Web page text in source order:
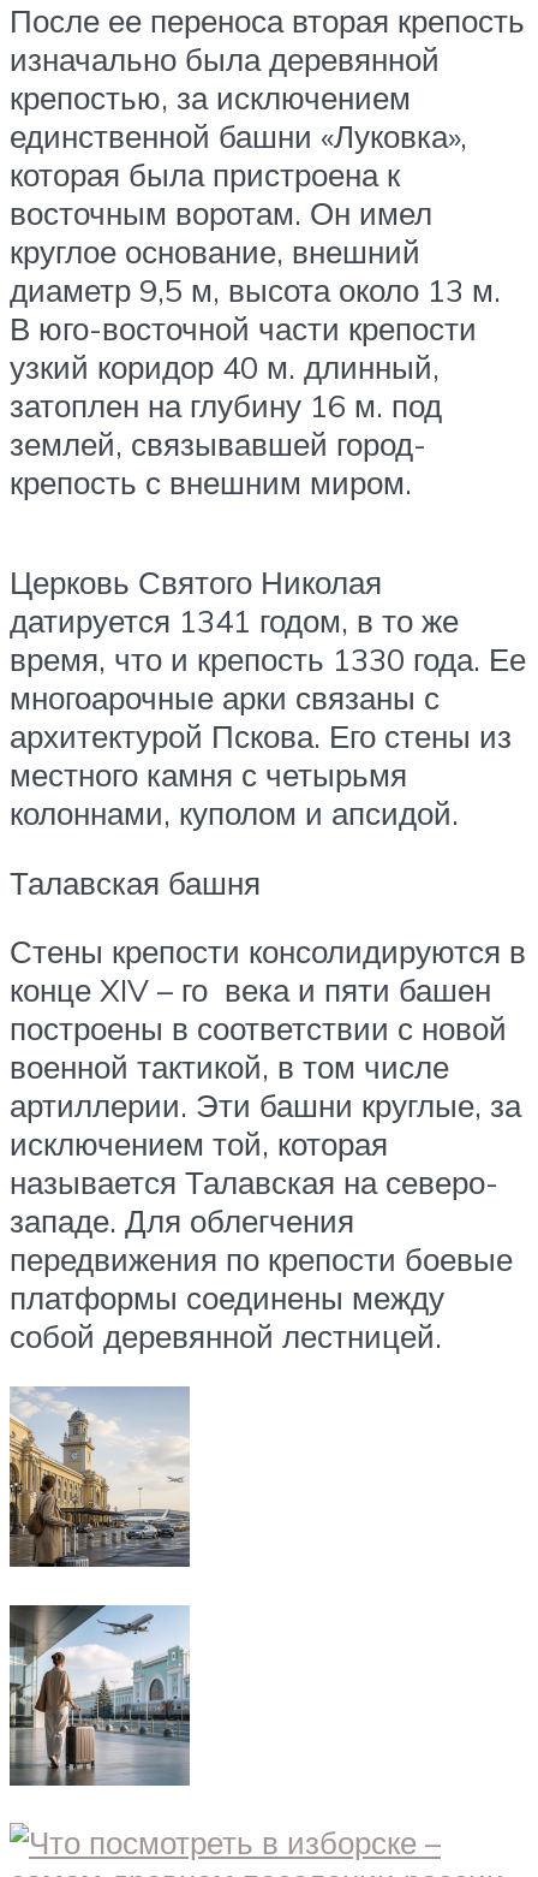
После ее переноса вторая крепость
изначально была деревянной
крепостью, за исключением
единственной башни «Луковка»,
которая была пристроена к
восточным воротам. Он имел
круглое основание, внешний
диаметр 9,5 м, высота около 13 м.
В юго-восточной части крепости
узкий коридор 40 м. длинный,
затоплен на глубину 16 м. под
землей, связывавшей город-
крепость с внешним миром.
Церковь Святого Николая
датируется 1341 годом, в то же
время, что и крепость 1330 года. Ее
многоарочные арки связаны с
архитектурой Пскова. Его стены из
местного камня с четырьмя
колоннами, куполом и апсидой.
Талавская башня
Стены крепости консолидируются в
конце XIV – го века и пяти башен
построены в соответствии с новой
военной тактикой, в том числе
артиллерии. Эти башни круглые, за
исключением той, которая
называется Талавская на северо-
западе. Для облегчения
передвижения по крепости боевые
платформы соединены между
собой деревянной лестницей.